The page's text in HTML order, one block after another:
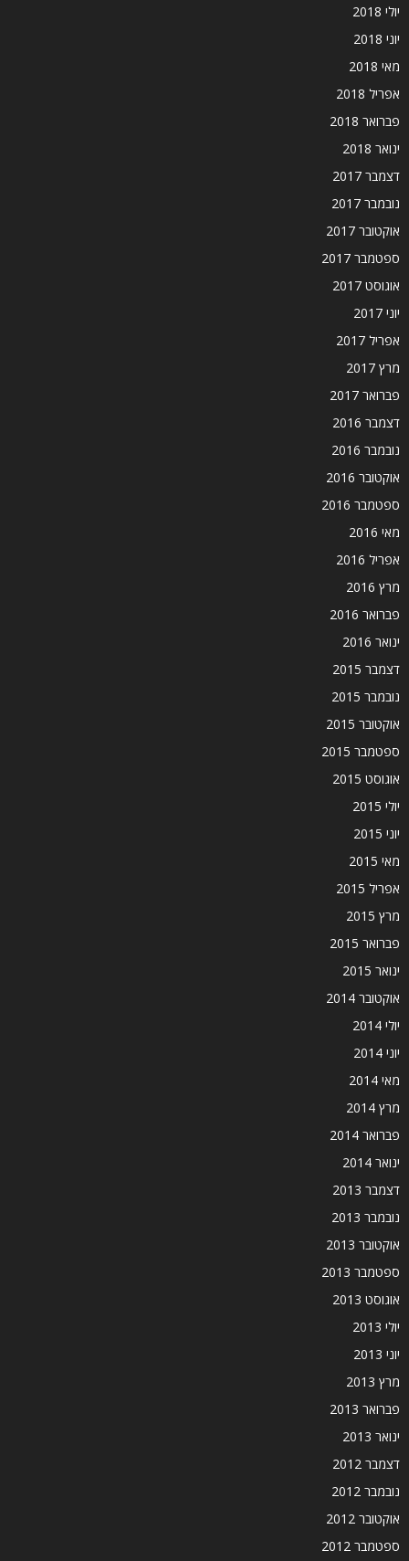
יולי 2018
יוני 2018
מאי 2018
אפריל 2018
פברואר 2018
ינואר 2018
דצמבר 2017
נובמבר 2017
אוקטובר 2017
ספטמבר 2017
אוגוסט 2017
יוני 2017
אפריל 2017
מרץ 2017
פברואר 2017
דצמבר 2016
נובמבר 2016
אוקטובר 2016
ספטמבר 2016
מאי 2016
אפריל 2016
מרץ 2016
פברואר 2016
ינואר 2016
דצמבר 2015
נובמבר 2015
אוקטובר 2015
ספטמבר 2015
אוגוסט 2015
יולי 2015
יוני 2015
מאי 2015
אפריל 2015
מרץ 2015
פברואר 2015
ינואר 2015
אוקטובר 2014
יולי 2014
יוני 2014
מאי 2014
מרץ 2014
פברואר 2014
ינואר 2014
דצמבר 2013
נובמבר 2013
אוקטובר 2013
ספטמבר 2013
אוגוסט 2013
יולי 2013
יוני 2013
מרץ 2013
פברואר 2013
ינואר 2013
דצמבר 2012
נובמבר 2012
אוקטובר 2012
ספטמבר 2012